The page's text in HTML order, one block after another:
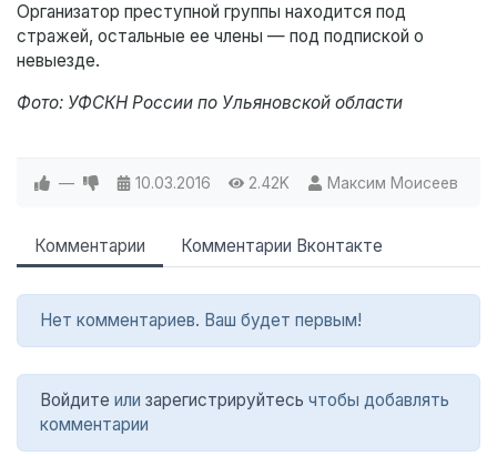
Организатор преступной группы находится под
стражей, остальные ее члены — под подпиской о
невыезде.
Фото: УФСКН России по Ульяновской области
— 10.03.2016 2.42K Максим Моисеев
Комментарии Комментарии Вконтакте
Нет комментариев. Ваш будет первым!
Войдите или зарегистрируйтесь чтобы добавлять
комментарии